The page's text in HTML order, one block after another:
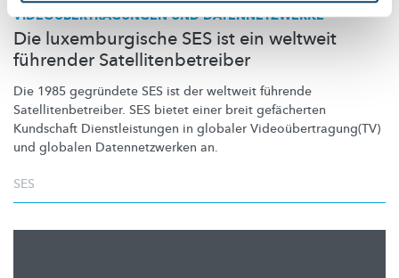
VIDEOÜBERTRAGUNGENUNDDATENNETZWERKE
Die luxemburgische SES ist ein weltweit
führender Satellitenbetreiber
Die 1985 gegründete SES ist der weltweit führende
Satellitenbetreiber. SES bietet einer breit gefächerten
Kundschaft Dienstleistungen in globaler Videoübertragung(TV)
und globalen Datennetzwerken an.
SES